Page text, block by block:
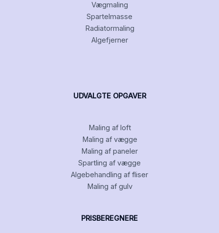
Vægmaling
Spartelmasse
Radiatormaling
Algefjerner
UDVALGTE OPGAVER
Maling af loft
Maling af vægge
Maling af paneler
Spartling af vægge
Algebehandling af fliser
Maling af gulv
PRISBEREGNERE